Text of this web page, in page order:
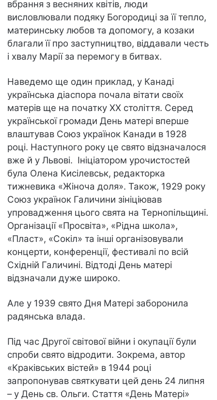
вбрання з весняних квітів, люди
висловлювали подяку Богородиці за її тепло,
материнську любов та допомогу, а козаки
благали її про заступництво, віддавали честь
і хвалу Марії за перемогу в битвах.
Наведемо ще один приклад, у Канаді
українська діаспора почала вітати своїх
матерів ще на початку XX століття. Серед
української громади День матері вперше
влаштував Союз українок Канади в 1928
році. Наступного року це свято відзначалося
вже й у Львові. Ініціатором урочистостей
була Олена Кисілевськ, редакторка
тижневика «Жіноча доля». Також, 1929 року
Союз українок Галичини зініціював
упровадження цього свята на Тернопільщині.
Організації «Просвіта», «Рідна школа»,
«Пласт», «Сокіл» та інші організовували
концерти, конференції, фестивалі по всій
Східній Галичині. Відтоді День матері
відзначали дуже широко.
Але у 1939 свято Дня Матері заборонила
радянська влада.
Під час Другої світової війни і окупації були
спроби свято відродити. Зокрема, автор
«Краківських вістей» в 1944 році
запропонував святкувати цей день 24 липня
– у День св. Ольги. Стаття «День Матері»